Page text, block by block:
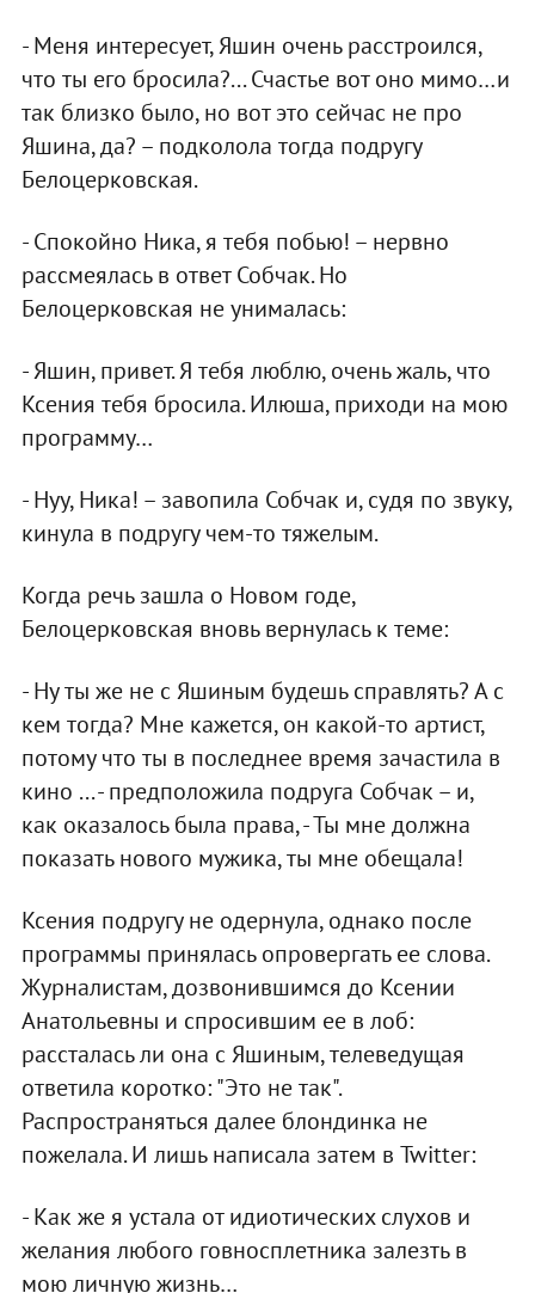
- Меня интересует, Яшин очень расстроился,
что ты его бросила?... Счастье вот оно мимо…и
так близко было, но вот это сейчас не про
Яшина, да? – подколола тогда подругу
Белоцерковская.
- Спокойно Ника, я тебя побью! – нервно
рассмеялась в ответ Собчак. Но
Белоцерковская не унималась:
- Яшин, привет. Я тебя люблю, очень жаль, что
Ксения тебя бросила. Илюша, приходи на мою
программу…
- Нуу, Ника! – завопила Собчак и, судя по звуку,
кинула в подругу чем-то тяжелым.
Когда речь зашла о Новом годе,
Белоцерковская вновь вернулась к теме:
- Ну ты же не с Яшиным будешь справлять? А с
кем тогда? Мне кажется, он какой-то артист,
потому что ты в последнее время зачастила в
кино ... - предположила подруга Собчак – и,
как оказалось была права, - Ты мне должна
показать нового мужика, ты мне обещала!
Ксения подругу не одернула, однако после
программы принялась опровергать ее слова.
Журналистам, дозвонившимся до Ксении
Анатольевны и спросившим ее в лоб:
рассталась ли она с Яшиным, телеведущая
ответила коротко: "Это не так".
Распространяться далее блондинка не
пожелала. И лишь написала затем в Twitter:
- Как же я устала от идиотических слухов и
желания любого говносплетника залезть в
мою личную жизнь…